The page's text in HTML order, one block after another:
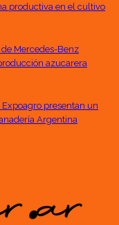
productiva en el cultivo
Mercedes-Benz
azucarera
presentan un
Argentina